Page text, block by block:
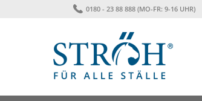
0180 - 23 88 888 (MO-FR: 9-16 UHR)